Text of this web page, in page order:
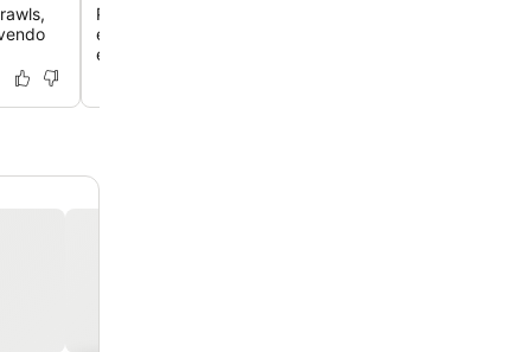
Prepare as suas próprias refeições na cozinha comum,
espaçosa e organizada, com frigoríficos, congeladores,
essencial para cozinhar.